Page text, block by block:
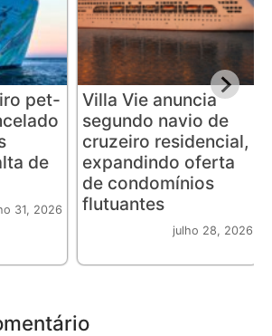
pet-
de
31, 2026
Villa Vie anuncia
segundo navio de
cruzeiro residencial,
expandindo oferta
de condomínios
flutuantes
julho 28, 2026